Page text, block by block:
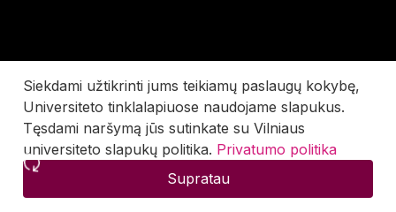
Siekdami užtikrinti jums teikiamų paslaugų kokybę,
Universiteto tinklalapiuose naudojame slapukus.
Tęsdami naršymą jūs sutinkate su Vilniaus
universiteto slapukų politika. Privatumo politika
Supratau